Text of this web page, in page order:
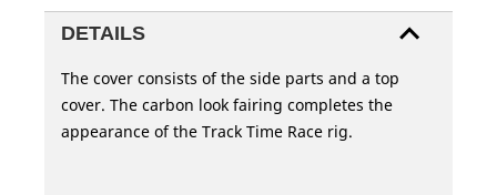
DETAILS
The cover consists of the side parts and a top
cover. The carbon look fairing completes the
appearance of the Track Time Race rig.